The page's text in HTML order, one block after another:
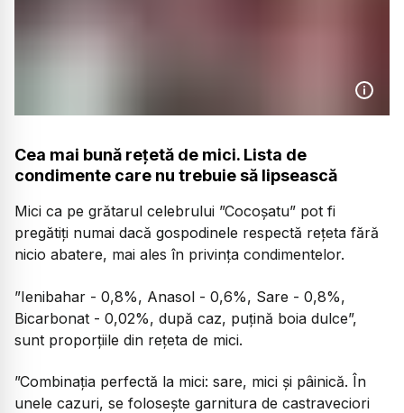
Cea mai bună rețetă de mici. Lista de
condimente care nu trebuie să lipsească
Mici ca pe grătarul celebrului ”Cocoșatu” pot fi
pregătiți numai dacă gospodinele respectă rețeta fără
nicio abatere, mai ales în privința condimentelor.
”Ienibahar - 0,8%, Anasol - 0,6%, Sare - 0,8%,
Bicarbonat - 0,02%, după caz, puțină boia dulce”,
sunt proporțiile din rețeta de mici.
”Combinația perfectă la mici: sare, mici și pâinică. În
unele cazuri, se folosește garnitura de castraveciori